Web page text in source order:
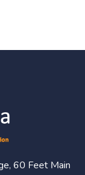
60 Feet Main